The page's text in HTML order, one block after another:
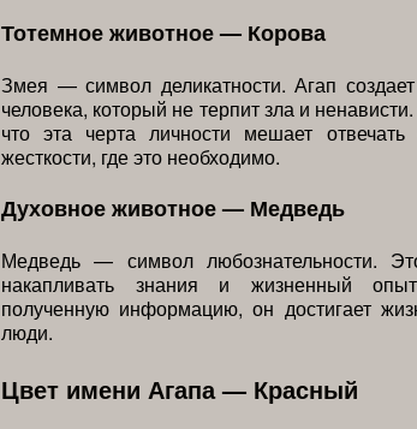
Тотемное животное — Корова
Змея — символ деликатности. Агап
человека, который не терпит зла и
что эта черта личности мешает
жесткости, где это необходимо.
Духовное животное — Медведь
Медведь — символ любознательности.
накапливать знания и жизненный
полученную информацию, он достигает
люди.
Цвет имени Агапа — Красный